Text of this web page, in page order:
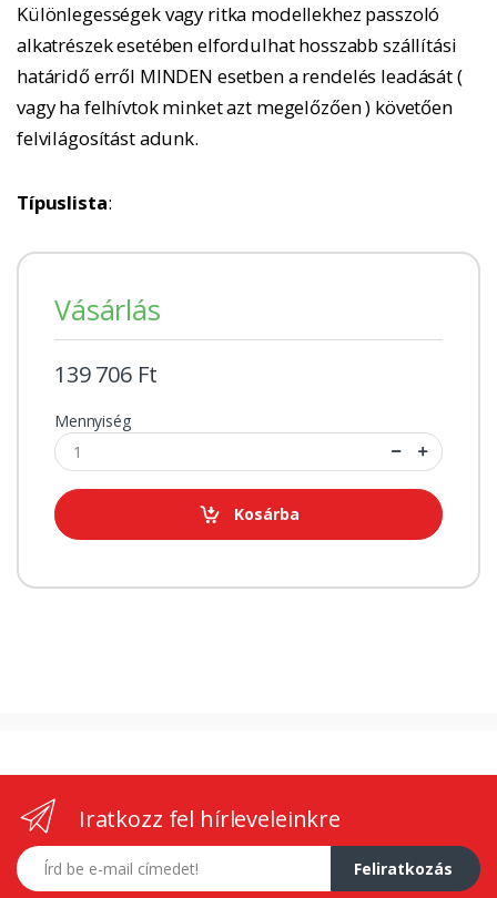
Különlegességek vagy ritka modellekhez passzoló
alkatrészek esetében elfordulhat hosszabb szállítási
határidő erről MINDEN esetben a rendelés leadását (
vagy ha felhívtok minket azt megelőzően ) követően
felvilágosítást adunk.
Típuslista:
Vásárlás
139 706 Ft
Mennyiség
Kosárba
Iratkozz fel hírleveleinkre
E-mail címed
Feliratkozás